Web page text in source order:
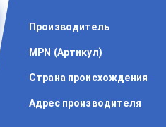
Производитель
MPN (Артикул)
Страна происхождения
Адрес производителя